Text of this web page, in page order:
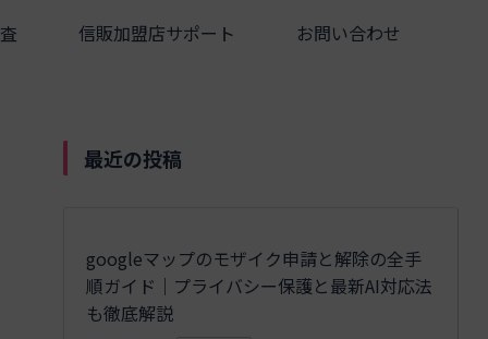
信販加盟店サポート お問い合わせ
最近の投稿
googleマップのモザイク申請と解除の全手
順ガイド｜プライバシー保護と最新AI対応法
も徹底解説